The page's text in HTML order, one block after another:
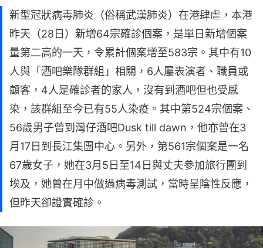
新型冠狀病毒肺炎（俗稱武漢肺炎）在港肆虐，本港
昨天（28日）新增64宗確診個案，是單日新增個案
量第二高的一天，令累計個案增至583宗。其中有10
人與「酒吧樂隊群組」相關，6人屬表演者、職員或
顧客，4人是確診者的家人，沒有到酒吧但也受感
染，該群組至今已有55人染疫。其中第524宗個案、
56歲男子曾到灣仔酒吧Dusk till dawn，他亦曾在3
月17日到長江集團中心。另外，第561宗個案是一名
67歲女子，她在3月5日至14日與丈夫參加旅行團到
埃及，她曾在月中做過病毒測試，當時呈陰性反應，
但昨天卻證實確診。